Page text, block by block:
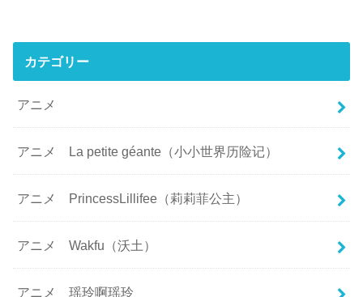
カテゴリー
アニメ
アニメ La petite géante（小小世界历险记）
アニメ PrincessLillifee（莉莉菲公主）
アニメ Wakfu（沃土）
アニメ 瑶玲啊瑶玲